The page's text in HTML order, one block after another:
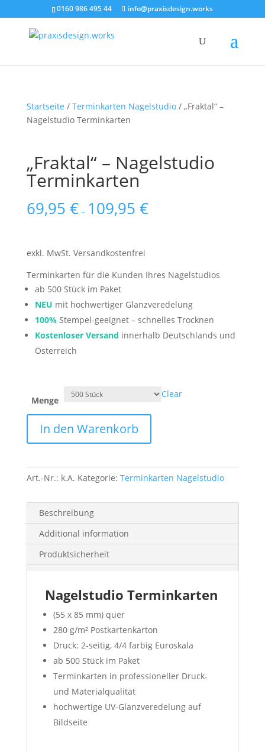
0160 986 495 44 info@praxisdesign.works
Startseite / Terminkarten Nagelstudio/ „Fraktal“ –
Nagelstudio Terminkarten
„Fraktal“ – Nagelstudio
Terminkarten
69,95 €– 109,95 €
exkl. MwSt. Versandkostenfrei
Terminkarten für die Kunden Ihres Nagelstudios
ab 500 Stück im Paket
NEU mit hochwertiger Glanzveredelung
100%Stempel-geeignet – schnelles Trocknen
Kostenloser Versand innerhalb Deutschlands und
Österreich
Menge
Clear
Nagelstudio
quantity
In den Warenkorb
Art.-Nr.: k.A. Kategorie: Terminkarten Nagelstudio
Beschreibung
Additional information
Produktsicherheit
Nagelstudio Terminkarten
(55 x 85 mm) quer
280 g/m² Postkartenkarton
Druck: 2-seitig, 4/4 farbig Euroskala
ab 500 Stück im Paket
Terminkarten in professioneller Druck-
und Materialqualität
hochwertige UV-Glanzveredelung auf
Bildseite